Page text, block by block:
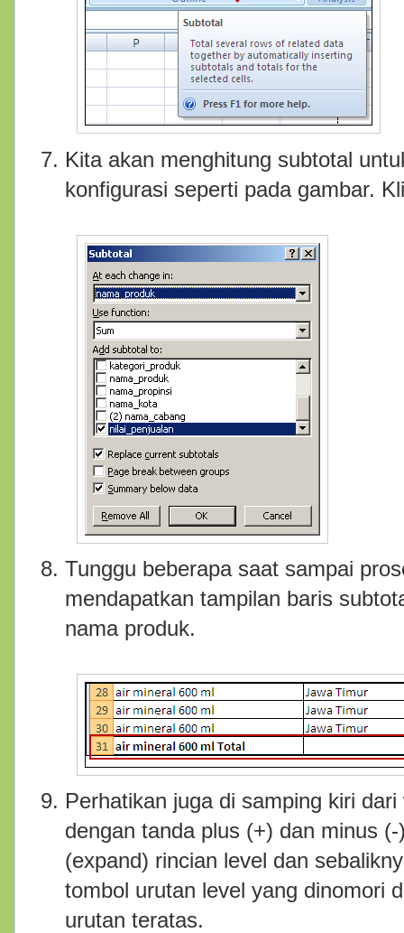
Kita akan menghitung subtotal
konfigurasi seperti pada gambar.
Tunggu beberapa saat sampai
mendapatkan tampilan baris
nama produk.
Perhatikan juga di samping kiri
dengan tanda plus (+) dan minus
(expand) rincian level dan
tombol urutan level yang dinomori
urutan teratas.